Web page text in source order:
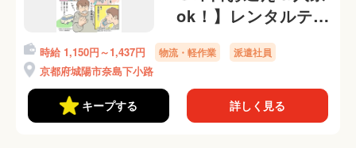
ok！】レンタルテン
トのかんたん補修業
務！寮から送迎有＠
時給 1,150円～1,437円 物流・軽作業 派遣社員
京都府城陽市奈島下小路
キープする 詳しく見る